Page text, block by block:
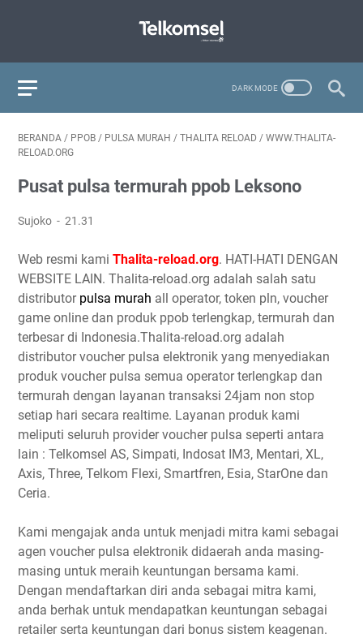
BERANDA / PPOB / PULSA MURAH / THALITA RELOAD / WWW.THALITA-
RELOAD.ORG
Pusat pulsa termurah ppob Leksono
Sujoko 21.31
Web resmi kami Thalita-reload.org. HATI-HATI DENGAN
WEBSITE LAIN. Thalita-reload.org adalah salah satu
distributor pulsa murah all operator, token pln, voucher
game online dan produk ppob terlengkap, termurah dan
terbesar di Indonesia.Thalita-reload.org adalah
distributor voucher pulsa elektronik yang menyediakan
produk voucher pulsa semua operator terlengkap dan
termurah dengan layanan transaksi 24jam non stop
setiap hari secara realtime. Layanan produk kami
meliputi seluruh provider voucher pulsa seperti antara
lain : Telkomsel AS, Simpati, Indosat IM3, Mentari, XL,
Axis, Three, Telkom Flexi, Smartfren, Esia, StarOne dan
Ceria.
Kami mengajak anda untuk menjadi mitra kami sebagai
agen voucher pulsa elektronik didaerah anda masing-
masing untuk meraih keuntungan bersama kami.
Dengan mendaftarkan diri anda sebagai mitra kami,
anda berhak untuk mendapatkan keuntungan sebagai
retailer serta keuntungan dari bonus sistem keagenan.